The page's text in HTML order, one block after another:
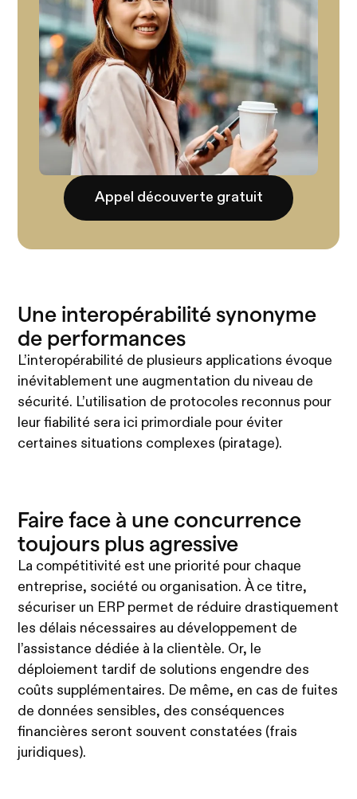
Appel découverte gratuit
Une interopérabilité synonyme
de performances
L’interopérabilité de plusieurs applications évoque
inévitablement une augmentation du niveau de
sécurité. L’utilisation de protocoles reconnus pour
leur fiabilité sera ici primordiale pour éviter
certaines situations complexes (piratage).
Faire face à une concurrence
toujours plus agressive
La compétitivité est une priorité pour chaque
entreprise, société ou organisation. À ce titre,
sécuriser un ERP permet de réduire drastiquement
les délais nécessaires au développement de
l’assistance dédiée à la clientèle. Or, le
déploiement tardif de solutions engendre des
coûts supplémentaires. De même, en cas de fuites
de données sensibles, des conséquences
financières seront souvent constatées (frais
juridiques).